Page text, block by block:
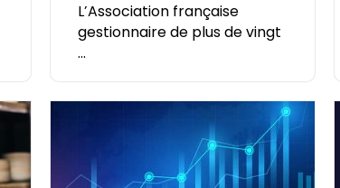
L’Association française
gestionnaire de plus de vingt
...